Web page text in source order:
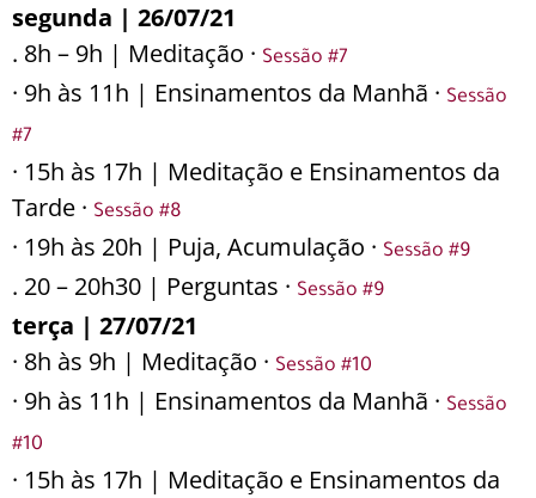
segunda | 26/07/21
. 8h – 9h | Meditação · Sessão #7
· 9h às 11h | Ensinamentos da Manhã · Sessão
#7
· 15h às 17h | Meditação e Ensinamentos da
Tarde · Sessão #8
· 19h às 20h | Puja, Acumulação · Sessão #9
. 20 – 20h30 | Perguntas · Sessão #9
terça | 27/07/21
· 8h às 9h | Meditação · Sessão #10
· 9h às 11h | Ensinamentos da Manhã · Sessão
#10
· 15h às 17h | Meditação e Ensinamentos da